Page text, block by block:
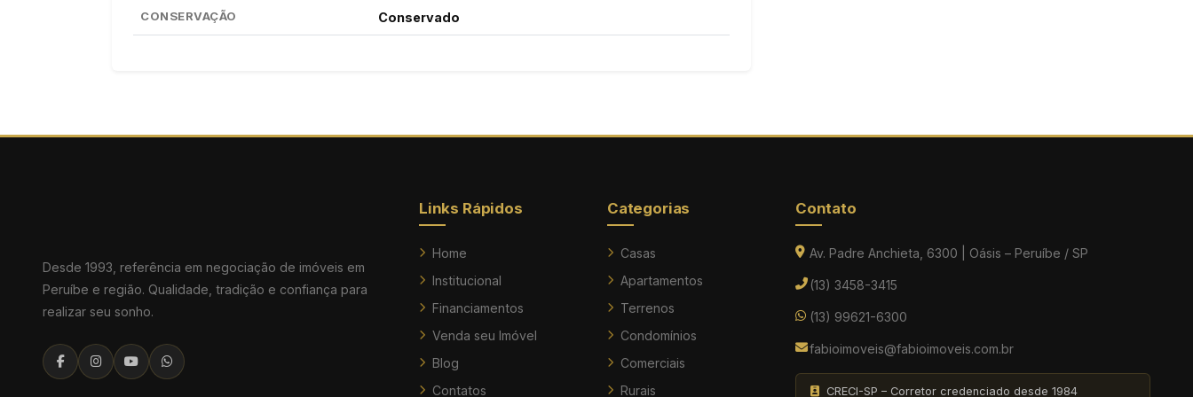
CONSERVAÇÃO Conservado
Desde 1993, referência em negociação de imóveis em
Peruíbe e região. Qualidade, tradição e confiança para
realizar seu sonho.
Links Rápidos
Home
Institucional
Financiamentos
Venda seu Imóvel
Blog
Contatos
Categorias
Casas
Apartamentos
Terrenos
Condomínios
Comerciais
Rurais
Contato
Av. Padre Anchieta, 6300 | Oásis – Peruíbe / SP
(13) 3458-3415
(13) 99621-6300
fabioimoveis@fabioimoveis.com.br
CRECI-SP – Corretor credenciado desde 1984